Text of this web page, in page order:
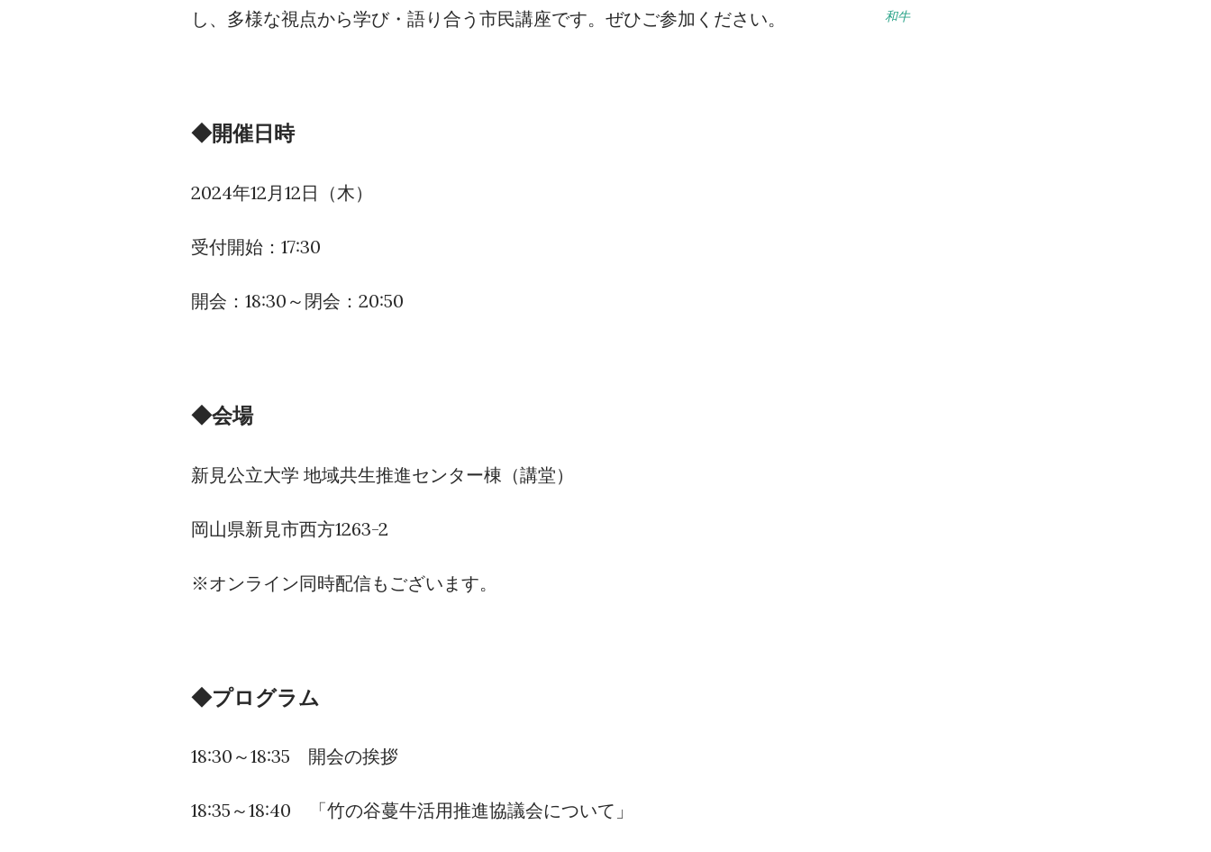
し、多様な視点から学び・語り合う市民講座です。ぜひご参加ください。
◆開催日時
2024年12月12日（木）
受付開始：17:30
開会：18:30～閉会：20:50
◆会場
新見公立大学 地域共生推進センター棟（講堂）
岡山県新見市西方1263-2
※オンライン同時配信もございます。
◆プログラム
18:30～18:35 開会の挨拶
18:35～18:40 「竹の谷蔓牛活用推進協議会について」
和牛